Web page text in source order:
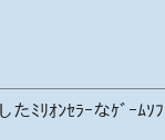
たﾐﾘｵﾝｾﾗｰなｹﾞｰﾑｿ